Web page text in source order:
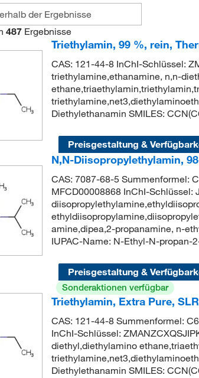
487 Ergebnisse
Triethylamin, 99 %, rein,
CAS: 121-44-8 InChI-Schlüssel:
triethylamine,ethanamine, n,n-
Diethylethanamin SMILES:
Preisgestaltung &
N,N-Diisopropylethylamin,
CAS: 7087-68-5 Summenformel: C
MFCD00008868 InChI-Schlüssel:
amine,dipea,2-propanamine, n-
IUPAC-Name: N-Ethyl-N-propan-
Preisgestaltung &
Sonderaktionen verfügbar
Triethylamin, Extra Pure,
CAS: 121-44-8 Summenformel:
InChI-Schlüssel:
diethyl,diethylamino
Diethylethanamin SMILES: